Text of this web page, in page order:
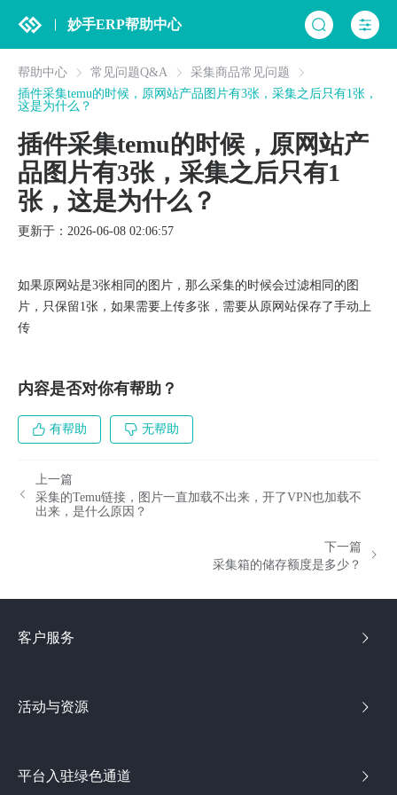
妙手ERP帮助中心
帮助中心 常见问题Q&A
采集商品常见问题
插件采集temu的时候，原网站产品图片有3张，采集之后只有1张，
这是为什么？
插件采集temu的时候，原网站产
品图片有3张，采集之后只有1
张，这是为什么？
更新于：2026-06-08 02:06:57
如果原网站是3张相同的图片，那么采集的时候会过滤相同的图
片，只保留1张，如果需要上传多张，需要从原网站保存了手动上
传
内容是否对你有帮助？
有帮助 无帮助
上一篇
采集的Temu链接，图片一直加载不出来，开了VPN也加载不
出来，是什么原因？
下一篇
采集箱的储存额度是多少？
客户服务
活动与资源
平台入驻绿色通道